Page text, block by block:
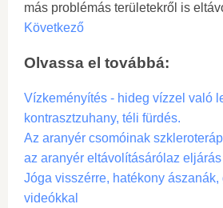
más problémás területekről is
Következő
Olvassa el továbbá:
Vízkeményítés - hideg vízzel való
kontrasztzuhany, téli fürdés.
Az aranyér csomóinak
az aranyér eltávolításárólaz
Jóga visszérre, hatékony ászanák,
videókkal